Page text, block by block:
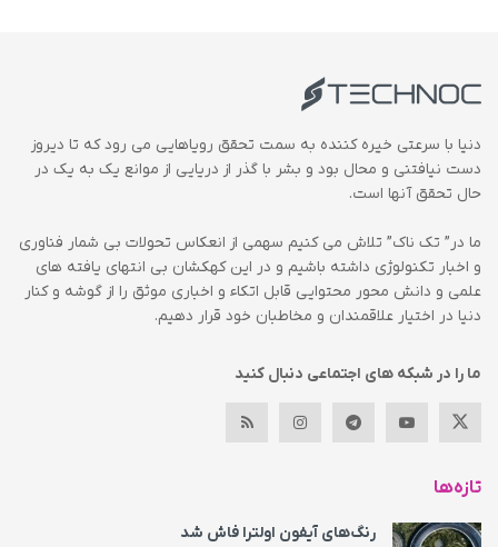
دنیا با سرعتی خیره کننده به سمت تحقق رویاهایی می رود که تا دیروز
دست نیافتنی و محال بود و بشر با گذر از دریایی از موانع یک به یک در
حال تحقق آنها است.
ما در” تک ناک” تلاش می کنیم سهمی از انعکاس تحولات بی شمار فناوری
و اخبار تکنولوژی داشته باشیم و در این کهکشان بی انتهای یافته های
علمی و دانش محور محتوایی قابل اتکاء و اخباری موثق را از گوشه و کنار
دنیا در اختیار علاقمندان و مخاطبان خود قرار دهیم.
ما را در شبکه های اجتماعی دنبال کنید
تازه‌ها
رنگ‌های آیفون اولترا فاش شد